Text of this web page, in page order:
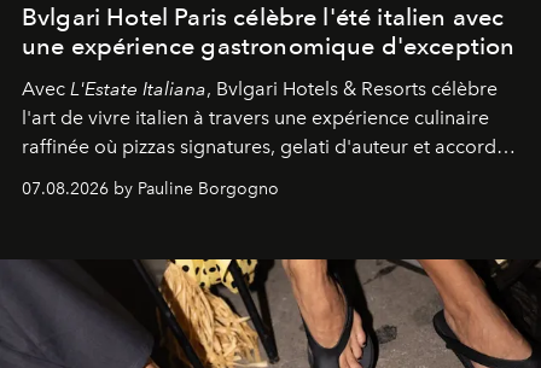
Bvlgari Hotel Paris célèbre l'été italien avec
une expérience gastronomique d'exception
Avec L'Estate Italiana, Bvlgari Hotels & Resorts célèbre
l'art de vivre italien à travers une expérience culinaire
raffinée où pizzas signatures, gelati d'auteur et accords
07.08.2026 by Pauline Borgogno